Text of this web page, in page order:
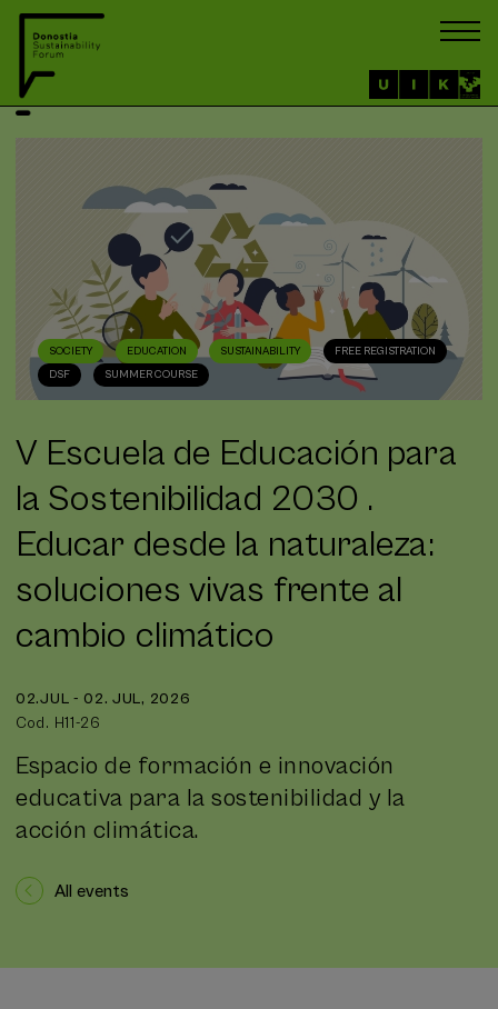
SOCIETY EDUCATION SUSTAINABILITY
FREE REGISTRATION
DSF
SUMMER COURSE
V Escuela de Educación para
la Sostenibilidad 2030 .
Educar desde la naturaleza:
soluciones vivas frente al
cambio climático
02.JUL - 02. JUL, 2026
Cod. H11-26
Espacio de formación e innovación
educativa para la sostenibilidad y la
acción climática.
All events